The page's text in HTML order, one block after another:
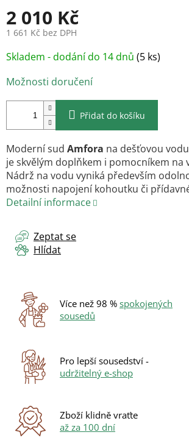
2 010 Kč
1 661 Kč bez DPH
Měrná
cena:
Skladem - dodání do 14 dnů (5 ks)
Možnosti doručení
Přidat do košíku
Moderní sud Amfora na dešťovou
je skvělým doplňkem i pomocníkem na
Nádrž na vodu vyniká především
možnosti napojení kohoutku či
Detailní informace
Zeptat se
Hlídat
Více než 98 % spokojených
sousedů
Pro lepší sousedství -
udržitelný e-shop
Zboží klidně vraťte
až za 100 dní